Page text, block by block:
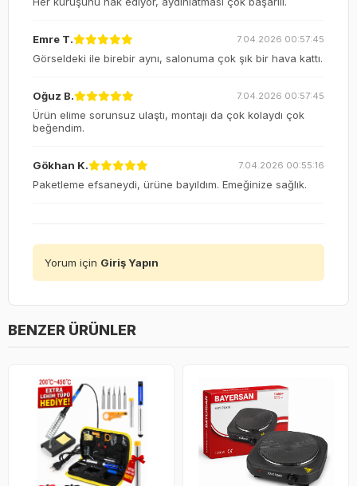
Emre T. 7.04.2026 00:57:45
Görseldeki ile birebir aynı, salonuma çok şık bir hava kattı.
Oğuz B. 7.04.2026 00:57:45
Ürün elime sorunsuz ulaştı, montajı da çok kolaydı çok
beğendim.
Gökhan K. 7.04.2026 00:55:16
Paketleme efsaneydi, ürüne bayıldım. Emeğinize sağlık.
Yorum için Giriş Yapın
BENZER ÜRÜNLER